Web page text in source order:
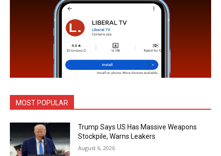
MOST POPULAR
Trump Says US Has Massive Weapons
Stockpile, Warns Leakers
August 6, 2026